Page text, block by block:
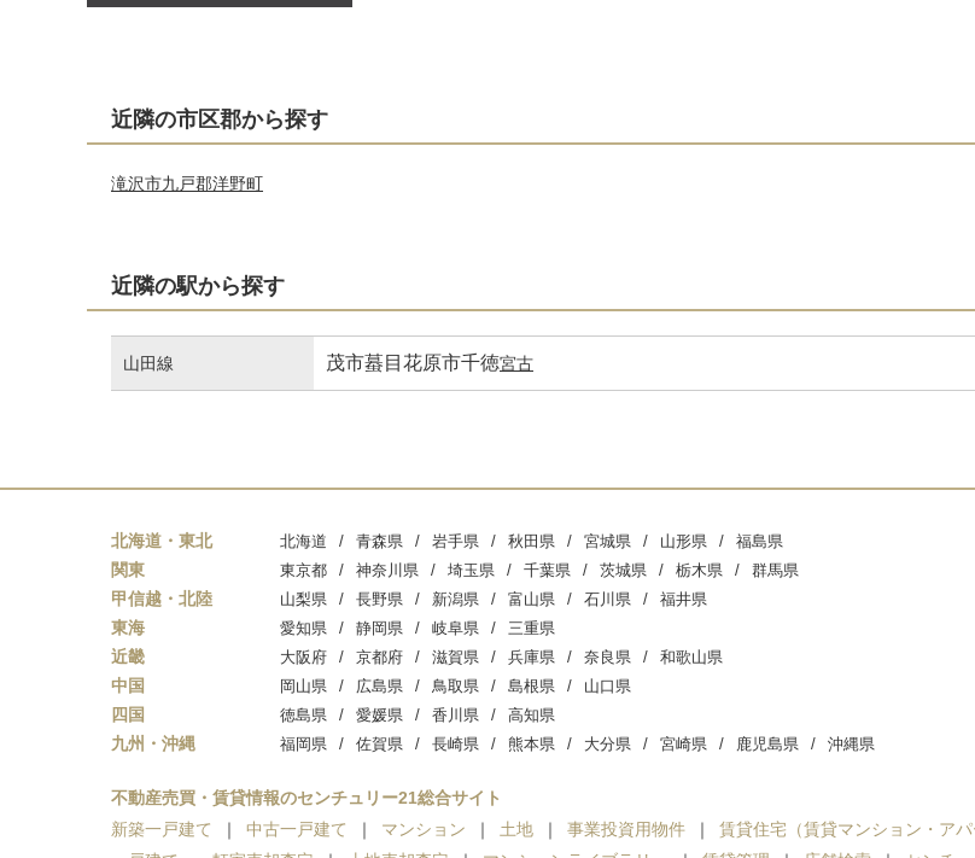
近隣の市区郡から探す
滝沢市九戸郡洋野町
近隣の駅から探す
山田線 茂市蟇目 花原市千徳宮古
北海道・東北 北海道 青森県 岩手県 秋田県 宮城県 山形県 福島県
関東 東京都 神奈川県 埼玉県 千葉県 茨城県 栃木県 群馬県
甲信越・北陸 山梨県 長野県 新潟県 富山県 石川県 福井県
東海 愛知県 静岡県 岐阜県 三重県
近畿 大阪府 京都府 滋賀県 兵庫県 奈良県 和歌山県
中国 岡山県 広島県 鳥取県 島根県 山口県
四国 徳島県 愛媛県 香川県 高知県
九州・沖縄 福岡県 佐賀県 長崎県 熊本県 大分県 宮崎県 鹿児島県 沖縄県
不動産売買・賃貸情報のセンチュリー21総合サイト
新築一戸建て
中古一戸建て マンション 土地 事業投資用物件 賃貸住宅（賃貸マンション・アパ